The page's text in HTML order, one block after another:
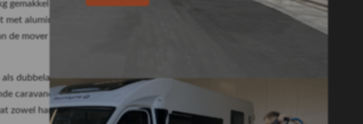
gemakkelijk en
aluminium
de mover wordt verlaagd,
dubbelas caravans,
caravanconfiguraties.
zowel handmatige als